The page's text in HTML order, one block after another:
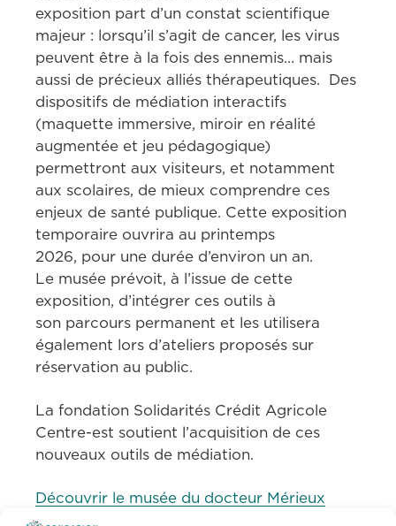
exposition part d’un constat scientifique
majeur : lorsqu’il s’agit de cancer, les virus
peuvent être à la fois des ennemis… mais
aussi de précieux alliés thérapeutiques.  Des
dispositifs de médiation interactifs
(maquette immersive, miroir en réalité
augmentée et jeu pédagogique)
permettront aux visiteurs, et notamment
aux scolaires, de mieux comprendre ces
enjeux de santé publique. Cette exposition
temporaire ouvrira au printemps
2026, pour une durée d’environ un an.
Le musée prévoit, à l’issue de cette
exposition, d’intégrer ces outils à
son parcours permanent et les utilisera
également lors d’ateliers proposés sur
réservation au public.
La fondation Solidarités Crédit Agricole
Centre-est soutient l’acquisition de ces
nouveaux outils de médiation.
Découvrir le musée du docteur Mérieux